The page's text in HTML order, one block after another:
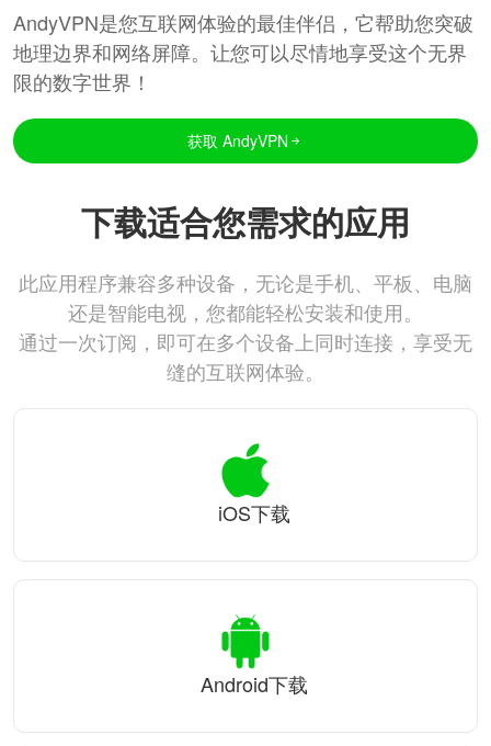
AndyVPN是您互联网体验的最佳伴侣，它帮助您突破
地理边界和网络屏障。让您可以尽情地享受这个无界
限的数字世界！
获取 AndyVPN
下载适合您需求的应用
此应用程序兼容多种设备，无论是手机、平板、电脑
还是智能电视，您都能轻松安装和使用。
通过一次订阅，即可在多个设备上同时连接，享受无
缝的互联网体验。
iOS下载
Android下载